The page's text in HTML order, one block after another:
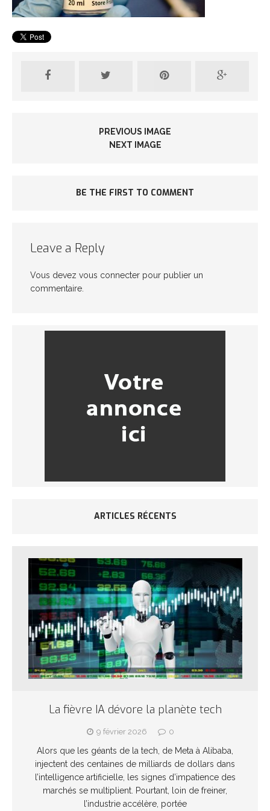
PREVIOUS IMAGE
NEXT IMAGE
BE THE FIRST TO COMMENT
Leave a Reply
Vous devez vous connecter pour publier un
commentaire.
ARTICLES RÉCENTS
La fièvre IA dévore la planète tech
9 février 2026 0
Alors que les géants de la tech, de Meta à Alibaba,
injectent des centaines de milliards de dollars dans
l’intelligence artificielle, les signes d’impatience des
marchés se multiplient. Pourtant, loin de freiner,
l’industrie accélère, portée